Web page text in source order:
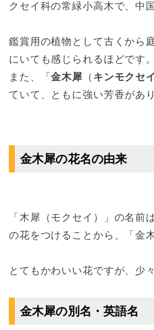
クセイ科の常緑小高木で、中
鑑賞用の植物として古くから
にいても感じられるほどです。
また、「金木犀 （ キンモクセイ
ていて、ともに強い芳香があ
金木犀の花名の由来
「木犀（モクセイ）」の名
の花をつけることから、「金
とてもかわいい花ですが、少
金木犀の別名・英語名